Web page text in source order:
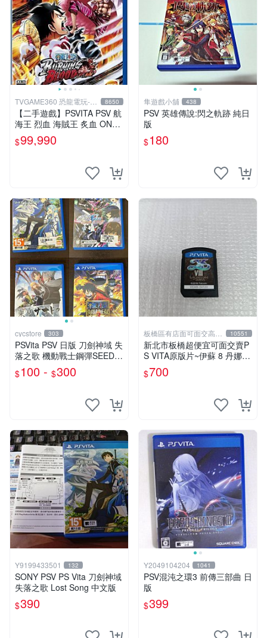
TVGAME360 恐龍電玩-台
中店
8650
【二手遊戲】PSVITA PSV 航
海王 烈血 海賊王 炙血 ONE
PIECE BURNING BLOOD 中
文版
$99,990
隼遊戲小舖 438
PSV 英雄傳說:閃之軌跡 純日
版
$180
cycstore 303
PSVita PSV 日版 刀劍神域 失
落之歌 機動戰士鋼彈SEED
東京幻都 海賊無雙3 經典熱
血動作 RPG
$100 - $300
板橋區有店面可面交高價
回收電玩
10551
新北市板橋超便宜可面交賣P
S VITA原版片~伊蘇 8 丹娜的
隕涕日 中文版~~實體店面可
面交
$700
Y9199433501 132
SONY PSV PS Vita 刀劍神域
失落之歌 Lost Song 中文版
$390
Y2049104204 1041
PSV混沌之環3 前傳三部曲 日
版
$399